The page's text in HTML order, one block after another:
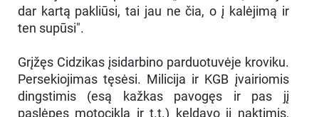
dar kartą pakliūsi, tai jau ne čia, o į kalėjimą ir
ten supūsi".
Grįžęs Cidzikas įsidarbino parduotuvėje kroviku.
Persekiojimas tęsėsi. Milicija ir KGB įvairiomis
dingstimis (esą kažkas pavogęs ir pas jį
paslėpęs motociklą ir t.t.) keldavo jį naktimis,